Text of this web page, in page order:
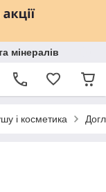
мінералів
і косметика